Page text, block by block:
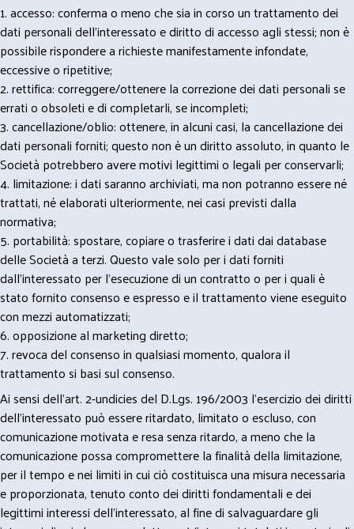
1. accesso: conferma o meno che sia in corso un trattamento dei
dati personali dell’interessato e diritto di accesso agli stessi; non è
possibile rispondere a richieste manifestamente infondate,
eccessive o ripetitive;
2. rettifica: correggere/ottenere la correzione dei dati personali se
errati o obsoleti e di completarli, se incompleti;
3. cancellazione/oblio: ottenere, in alcuni casi, la cancellazione dei
dati personali forniti; questo non è un diritto assoluto, in quanto le
Società potrebbero avere motivi legittimi o legali per conservarli;
4. limitazione: i dati saranno archiviati, ma non potranno essere né
trattati, né elaborati ulteriormente, nei casi previsti dalla
normativa;
5. portabilità: spostare, copiare o trasferire i dati dai database
delle Società a terzi. Questo vale solo per i dati forniti
dall’interessato per l’esecuzione di un contratto o per i quali è
stato fornito consenso e espresso e il trattamento viene eseguito
con mezzi automatizzati;
6. opposizione al marketing diretto;
7. revoca del consenso in qualsiasi momento, qualora il
trattamento si basi sul consenso.
Ai sensi dell’art. 2-undicies del D.Lgs. 196/2003 l’esercizio dei diritti
dell’interessato può essere ritardato, limitato o escluso, con
comunicazione motivata e resa senza ritardo, a meno che la
comunicazione possa compromettere la finalità della limitazione,
per il tempo e nei limiti in cui ciò costituisca una misura necessaria
e proporzionata, tenuto conto dei diritti fondamentali e dei
legittimi interessi dell’interessato, al fine di salvaguardare gli